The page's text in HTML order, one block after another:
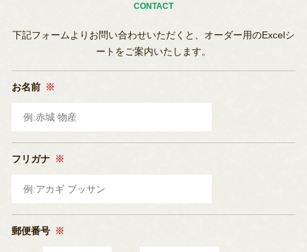
CONTACT
下記フォームよりお問い合わせいただくと、オーダー用のExcelシ
ートをご案内いたします。
お名前 ※
フリガナ ※
郵便番号 ※